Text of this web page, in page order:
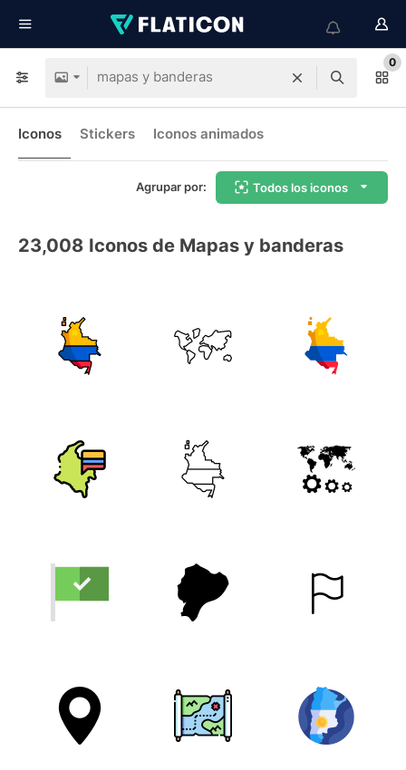
0
Iconos Stickers Iconos animados
Agrupar por: Todos los iconos
23,008 Iconos de Mapas y banderas